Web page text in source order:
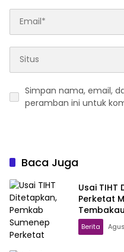
Simpan nama, email,
peramban ini untuk
Baca Juga
Usai TIHT
Perketat
Tembakau
Berita